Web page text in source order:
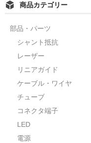
商品カテゴリー
部品・パーツ
シャント抵抗
レーザー
リニアガイド
ケーブル・ワイヤ
チューブ
コネクタ端子
LED
電源